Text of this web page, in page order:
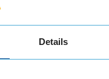
Details